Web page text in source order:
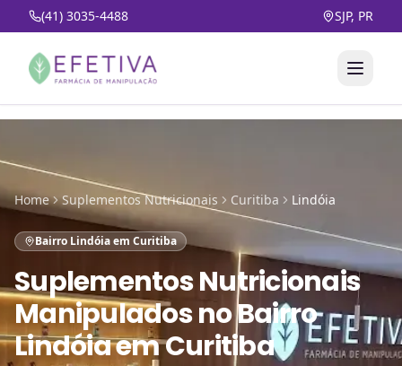
(41) 3035-4488 SJP, PR
Home Suplementos Nutricionais Curitiba Lindóia
Bairro Lindóia em Curitiba
Suplementos Nutricionais
ManipuladosnoBairro
Lindóia em Curitiba